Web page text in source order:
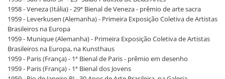
1958 - Veneza (Itália) - 29ª Bienal de Veneza - prêmio de arte sacra
1959 - Leverkusen (Alemanha) - Primeira Exposição Coletiva de Artistas
Brasileiros na Europa
1959 - Munique (Alemanha) - Primeira Exposição Coletiva de Artistas
Brasileiros na Europa, na Kunsthaus
1959 - Paris (França) - 1ª Bienal de Paris - prêmio em desenho
1959 - Paris (França) - 1ª Bienal dos Jovens